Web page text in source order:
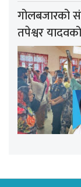
गोलबजारको
तपेश्वर